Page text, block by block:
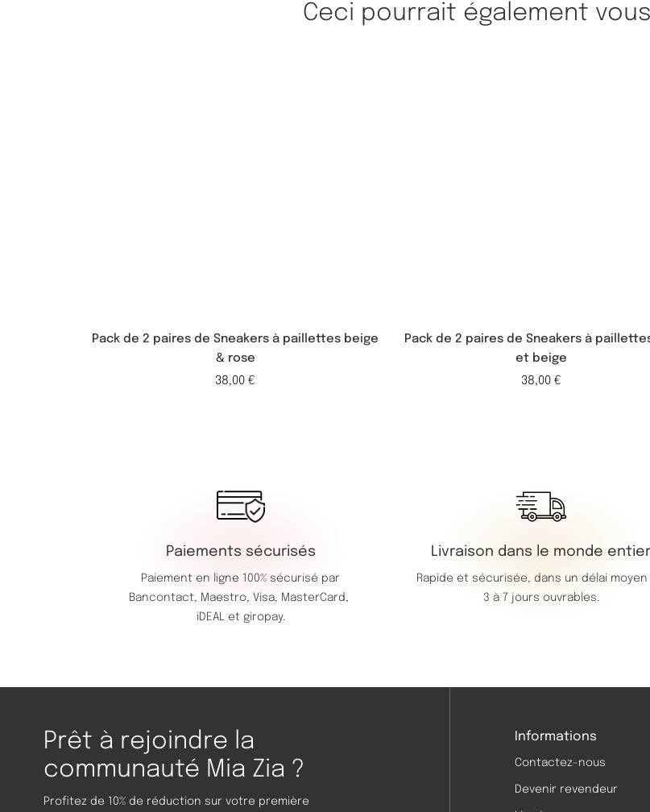
Ceci pourrait également
Pack de 2 paires de Sneakers à paillettes beige
& rose
38,00 €
Pack de 2 paires de Sneakers à
et beige
38,00 €
Paiements sécurisés
Paiement en ligne 100% sécurisé par
Bancontact, Maestro,Visa, MasterCard,
iDEAL et giropay.
Livraison dans le monde entier
Rapide et sécurisée, dans un délai moyen
3 à 7 jours ouvrables.
Prêt à rejoindre la
communauté Mia Zia ?
Profitez de 10% de réduction sur votre première
Informations
Contactez-nous
Devenir revendeur